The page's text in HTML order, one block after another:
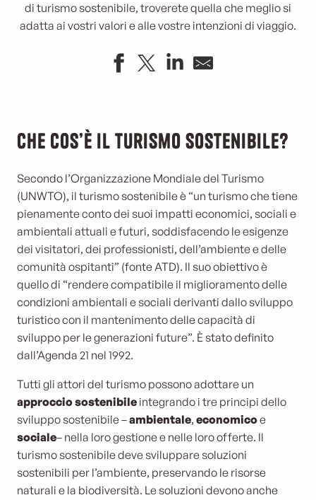
di turismo sostenibile, troverete quella che meglio si
adatta ai vostri valori e alle vostre intenzioni di viaggio.
Che cos’è il turismo sostenibile?
Secondo l’Organizzazione Mondiale del Turismo
(UNWTO), il turismo sostenibile è “un turismo che tiene
pienamente conto dei suoi impatti economici, sociali e
ambientali attuali e futuri, soddisfacendo le esigenze
dei visitatori, dei professionisti, dell’ambiente e delle
comunità ospitanti” (fonte ATD). Il suo obiettivo è
quello di “rendere compatibile il miglioramento delle
condizioni ambientali e sociali derivanti dallo sviluppo
turistico con il mantenimento delle capacità di
sviluppo per le generazioni future”. È stato definito
dall’Agenda 21 nel 1992.
Tutti gli attori del turismo possono adottare un
approccio sostenibile integrando i tre principi dello
sviluppo sostenibile –ambientale, economicoe
sociale– nella loro gestione e nelle loro offerte. Il
turismo sostenibile deve sviluppare soluzioni
sostenibili per l’ambiente, preservando le risorse
naturali e la biodiversità. Le soluzioni devono anche